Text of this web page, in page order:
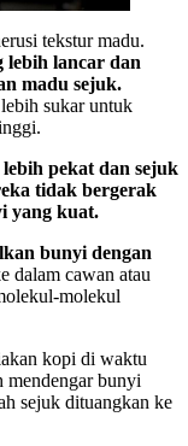
tekstur madu.
lebih lancar dan
madu sejuk.
sukar untuk
pekat dan sejuk
tidak bergerak
yang kuat.
bunyi dengan
dalam cawan atau
molekul
kopi di waktu
mendengar bunyi
sejuk dituangkan ke